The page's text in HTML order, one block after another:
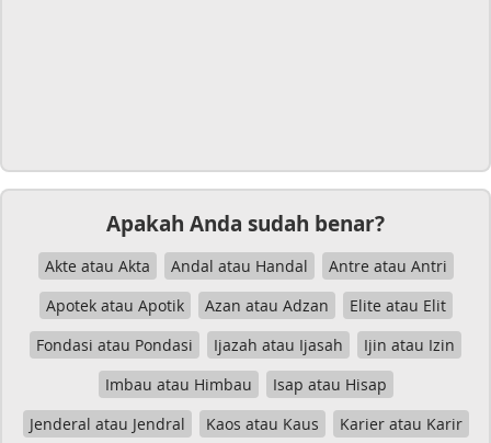
Apakah Anda sudah benar?
Akte atau Akta Andal atau Handal
Antre atau Antri
Apotek atau Apotik
Azan atau Adzan
Elite atau Elit
Fondasi atau Pondasi
Ijazah atau Ijasah
Ijin atau Izin
Imbau atau Himbau
Isap atau Hisap
Jenderal atau Jendral
Kaos atau Kaus
Karier atau Karir